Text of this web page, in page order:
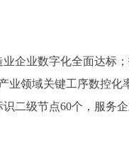
业数字化全面达标；
业领域关键工序数控化
二级节点60个，服务企